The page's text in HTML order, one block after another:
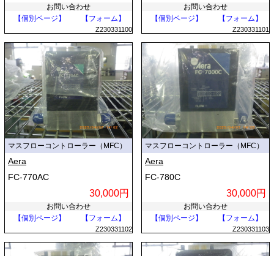
お問い合わせ
【個別ページ】
【フォーム】
Z230331100
お問い合わせ
【個別ページ】
【フォーム】
Z230331101
マスフローコントローラー（MFC）
Aera
FC-770AC
30,000円
お問い合わせ
【個別ページ】
【フォーム】
Z230331102
マスフローコントローラー（MFC）
Aera
FC-780C
30,000円
お問い合わせ
【個別ページ】
【フォーム】
Z230331103